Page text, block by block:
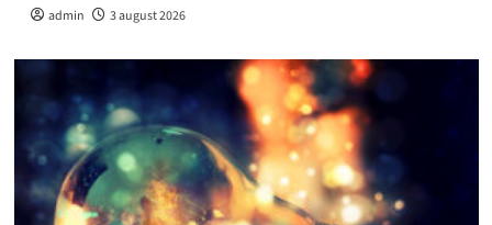
admin 3 august 2026